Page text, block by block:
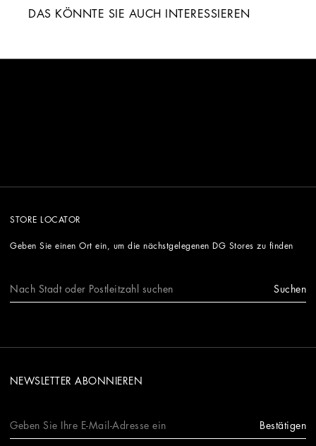
DAS KÖNNTE SIE AUCH INTERESSIEREN
STORE LOCATOR
Geben Sie einen Ort ein, um die nächstgelegenen DG Stores zu finden
Suchen
NEWSLETTER ABONNIEREN
Bestätigen